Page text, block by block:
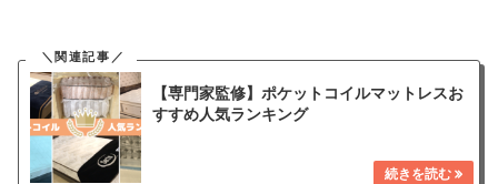
【専門家監修】ポケットコイルマットレスお
すすめ人気ランキング